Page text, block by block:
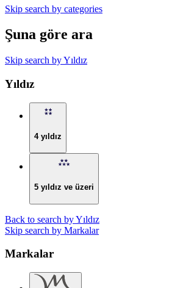
Skip search by categories
Şuna göre ara
Skip search by Yıldız
Yıldız
4 yıldız
5 yıldız ve üzeri
Back to search by Yıldız
Skip search by Markalar
Markalar